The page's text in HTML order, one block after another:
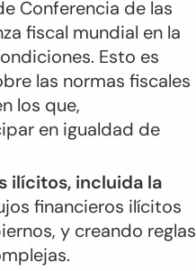
Conferencia de las
fiscal mundial en la
Esto es
las normas fiscales
los que,
en igualdad de
ilícitos, incluida la
financieros ilícitos
y creando reglas